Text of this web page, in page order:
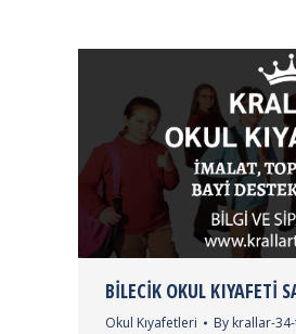
BILECIK OKUL KIYAFETI
Okul Kıyafetleri By krallar-